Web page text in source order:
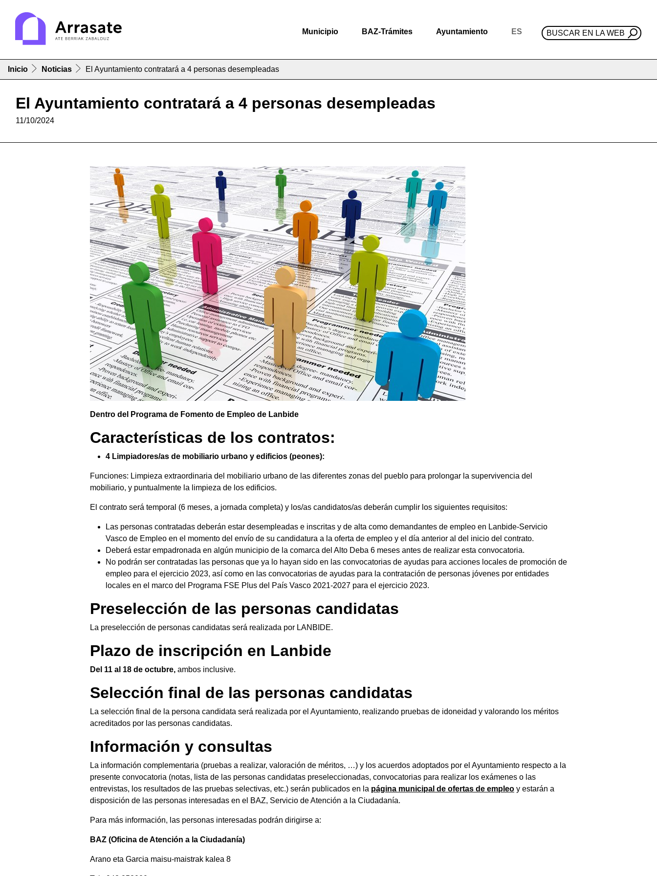
Municipio BAZ-Trámites Ayuntamiento ES BUSCAR EN LA WEB
Inicio Noticias El Ayuntamiento contratará a 4 personas desempleadas
El Ayuntamiento contratará a 4 personas desempleadas
11/10/2024
Dentro del Programa de Fomento de Empleo de Lanbide
Características de los contratos:
4 Limpiadores/as de mobiliario urbano y edificios (peones):
Funciones: Limpieza extraordinaria del mobiliario urbano de las diferentes zonas del pueblo para prolongar la supervivencia del
mobiliario, y puntualmente la limpieza de los edificios.
El contrato será temporal (6 meses, a jornada completa) y los/as candidatos/as deberán cumplir los siguientes requisitos:
Las personas contratadas deberán estar desempleadas e inscritas y de alta como demandantes de empleo en Lanbide-Servicio
Vasco de Empleo en el momento del envío de su candidatura a la oferta de empleo y el día anterior al del inicio del contrato.
Deberá estar empadronada en algún municipio de la comarca del Alto Deba 6 meses antes de realizar esta convocatoria.
No podrán ser contratadas las personas que ya lo hayan sido en las convocatorias de ayudas para acciones locales de promoción de
empleo para el ejercicio 2023, así como en las convocatorias de ayudas para la contratación de personas jóvenes por entidades
locales en el marco del Programa FSE Plus del País Vasco 2021-2027 para el ejercicio 2023.
Preselección de las personas candidatas
La preselección de personas candidatas será realizada por LANBIDE.
Plazo de inscripción en Lanbide
Del 11 al 18 de octubre, ambos inclusive.
Selección final de las personas candidatas
La selección final de la persona candidata será realizada por el Ayuntamiento, realizando pruebas de idoneidad y valorando los méritos
acreditados por las personas candidatas.
Información y consultas
La información complementaria (pruebas a realizar, valoración de méritos, …) y los acuerdos adoptados por el Ayuntamiento respecto a la
presente convocatoria (notas, lista de las personas candidatas preseleccionadas, convocatorias para realizar los exámenes o las
entrevistas, los resultados de las pruebas selectivas, etc.) serán publicados en la página municipal de ofertas de empleo y estarán a
disposición de las personas interesadas en el BAZ, Servicio de Atención a la Ciudadanía.
Para más información, las personas interesadas podrán dirigirse a:
BAZ (Oficina de Atención a la Ciudadanía)
Arano eta Garcia maisu-maistrak kalea 8